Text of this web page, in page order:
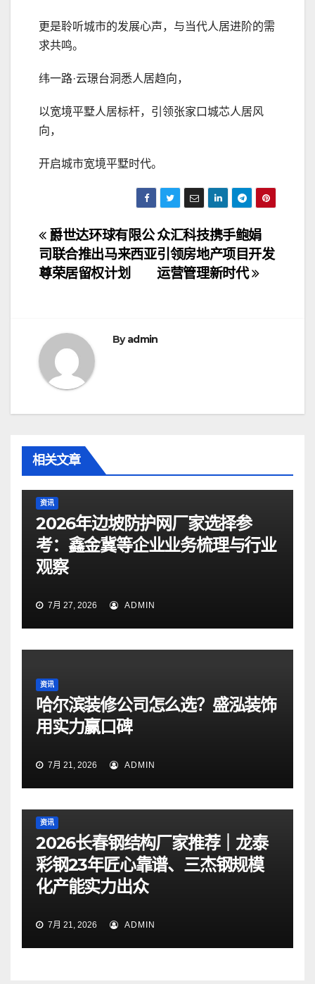
更是聆听城市的发展心声，与当代人居进阶的需
求共鸣。
纬一路·云璟台洞悉人居趋向，
以宽境平墅人居标杆，引领张家口城芯人居风
向，
开启城市宽境平墅时代。
文
章
航
众汇科技携手鲍娟
引领房地产项目开发
运营管理新时代
爵世达环球有限公
司联合推出马来西亚
尊荣居留权计划
Byadmin
相关文章
资讯
2026年边坡防护网厂家选择参
考：鑫金冀等企业业务梳理与行业
观察
7月 27, 2026 ADMIN
资讯
哈尔滨装修公司怎么选？盛泓装饰
用实力赢口碑
7月 21, 2026 ADMIN
资讯
2026长春钢结构厂家推荐｜龙泰
彩钢23年匠心靠谱、三杰钢规模
化产能实力出众
7月 21, 2026 ADMIN